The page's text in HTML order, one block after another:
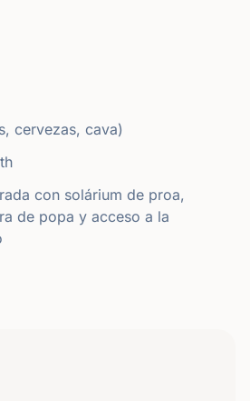
cervezas, cava)
con solárium de proa,
de popa y acceso a la